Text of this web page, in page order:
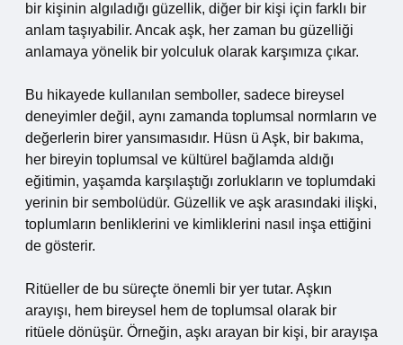
bir kişinin algıladığı güzellik, diğer bir kişi için farklı bir
anlam taşıyabilir. Ancak aşk, her zaman bu güzelliği
anlamaya yönelik bir yolculuk olarak karşımıza çıkar.
Bu hikayede kullanılan semboller, sadece bireysel
deneyimler değil, aynı zamanda toplumsal normların ve
değerlerin birer yansımasıdır. Hüsn ü Aşk, bir bakıma,
her bireyin toplumsal ve kültürel bağlamda aldığı
eğitimin, yaşamda karşılaştığı zorlukların ve toplumdaki
yerinin bir sembolüdür. Güzellik ve aşk arasındaki ilişki,
toplumların benliklerini ve kimliklerini nasıl inşa ettiğini
de gösterir.
Ritüeller de bu süreçte önemli bir yer tutar. Aşkın
arayışı, hem bireysel hem de toplumsal olarak bir
ritüele dönüşür. Örneğin, aşkı arayan bir kişi, bir arayışa